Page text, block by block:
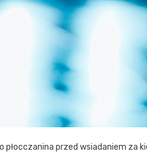
płocczanina przed wsiadaniem za